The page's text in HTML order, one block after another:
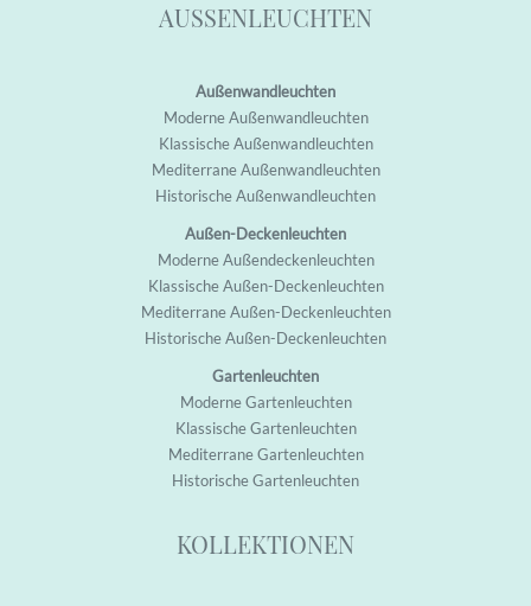
AUSSENLEUCHTEN
Außenwandleuchten
Moderne Außenwandleuchten
Klassische Außenwandleuchten
Mediterrane Außenwandleuchten
Historische Außenwandleuchten
Außen-Deckenleuchten
Moderne Außendeckenleuchten
Klassische Außen-Deckenleuchten
Mediterrane Außen-Deckenleuchten
Historische Außen-Deckenleuchten
Gartenleuchten
Moderne Gartenleuchten
Klassische Gartenleuchten
Mediterrane Gartenleuchten
Historische Gartenleuchten
KOLLEKTIONEN